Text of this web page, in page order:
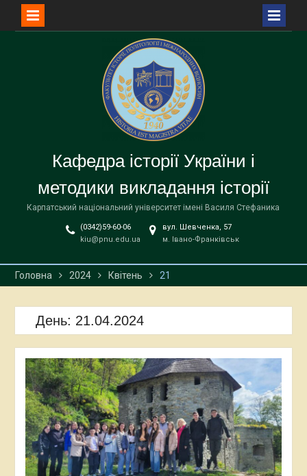
Кафедра історії України і
методики викладання історії
Карпатський національний університет імені Василя Стефаника
(0342)59-60-06
kiu@pnu.edu.ua
вул. Шевченка, 57
м. Івано-Франківськ
Головна 2024 Квітень 21
День: 21.04.2024